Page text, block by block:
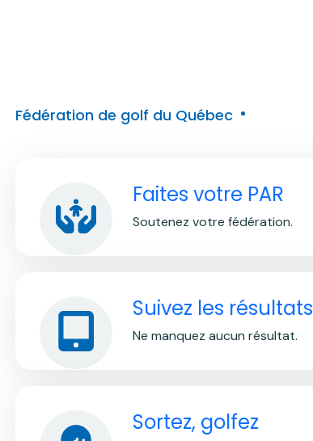
Fédération de golf du Québec
Faites votre PAR
Soutenez votre fédération.
Suivez les résultats
Ne manquez aucun résultat.
Sortez, golfez